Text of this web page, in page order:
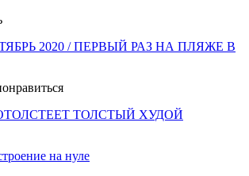
2020 / ПЕРВЫЙ РАЗ НА ПЛЯЖЕ В
ТОЛСТЫЙ ХУДОЙ
на нуле